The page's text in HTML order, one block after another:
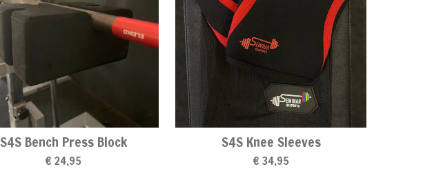
S4S Bench Press Block
€ 24,95
S4S Knee Sleeves
€ 34,95